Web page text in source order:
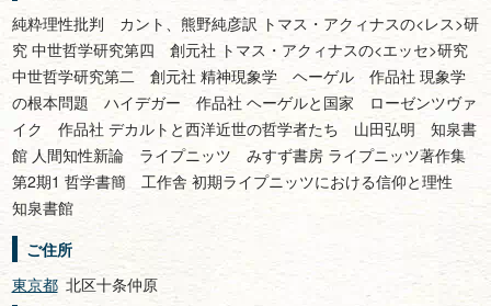
純粋理性批判 カント、熊野純彦訳 トマス・アクィナスの<レス>研
究 中世哲学研究第四 創元社 トマス・アクィナスの<エッセ>研究
中世哲学研究第二 創元社 精神現象学 ヘーゲル 作品社 現象学
の根本問題 ハイデガー 作品社 ヘーゲルと国家 ローゼンツヴァ
イク 作品社 デカルトと西洋近世の哲学者たち 山田弘明 知泉書
館 人間知性新論 ライプニッツ みすず書房 ライプニッツ著作集
第2期1 哲学書簡 工作舎 初期ライプニッツにおける信仰と理性
知泉書館
ご住所
東京都 北区十条仲原